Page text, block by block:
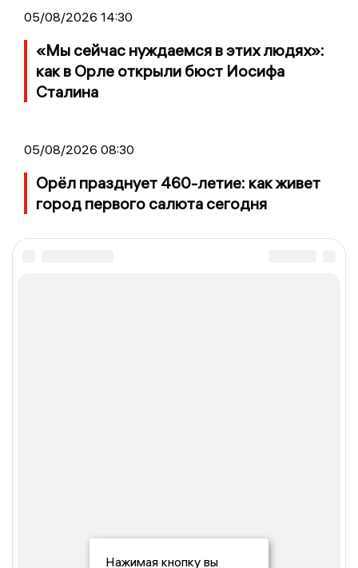
05/08/2026 14:30
«Мы сейчас нуждаемся в этих людях»:
как в Орле открыли бюст Иосифа
Сталина
05/08/2026 08:30
Орёл празднует 460-летие: как живет
город первого салюта сегодня
Нажимая кнопку вы